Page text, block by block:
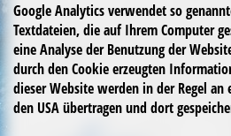
Google Analytics verwendet so
Textdateien, die auf Ihrem Computer
eine Analyse der Benutzung der
durch den Cookie erzeugten
dieser Website werden in der Regel an
den USA übertragen und dort